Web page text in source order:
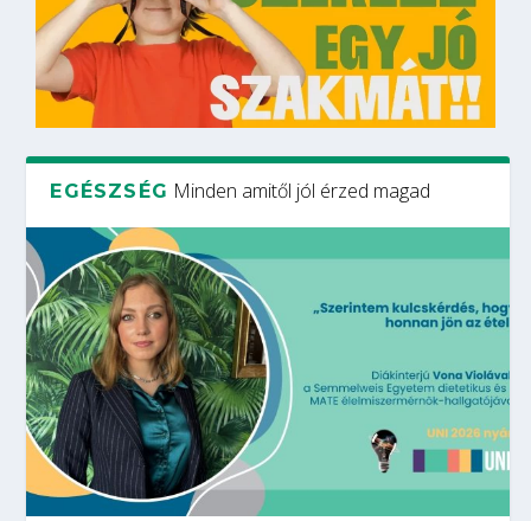
EGÉSZSÉG Minden amitől jól érzed magad